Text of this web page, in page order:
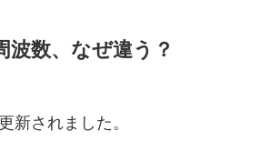
波数、なぜ違う？
新されました。